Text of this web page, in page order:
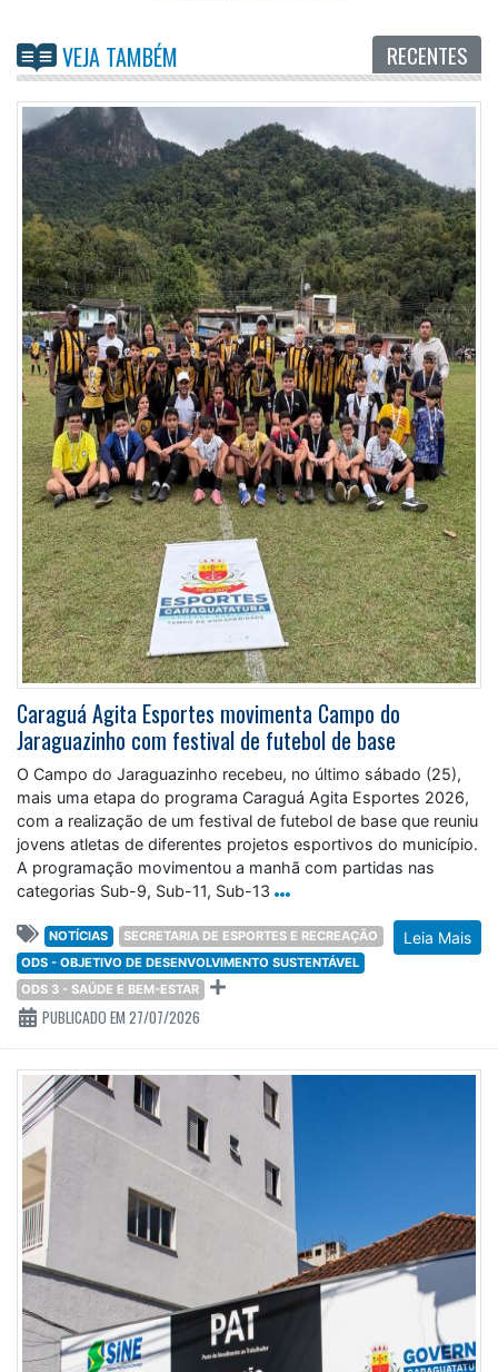
VEJA TAMBÉM RECENTES
Caraguá Agita Esportes movimenta Campo do
Jaraguazinho com festival de futebol de base
O Campo do Jaraguazinho recebeu, no último sábado (25),
mais uma etapa do programa Caraguá Agita Esportes 2026,
com a realização de um festival de futebol de base que reuniu
jovens atletas de diferentes projetos esportivos do município.
A programação movimentou a manhã com partidas nas
categorias Sub-9, Sub-11, Sub-13
Leia Mais
NOTÍCIAS
SECRETARIA DE ESPORTES E RECREAÇÃO
ODS - OBJETIVO DE DESENVOLVIMENTO SUSTENTÁVEL
ODS 3 - SAÚDE E BEM-ESTAR
PUBLICADO EM 27/07/2026